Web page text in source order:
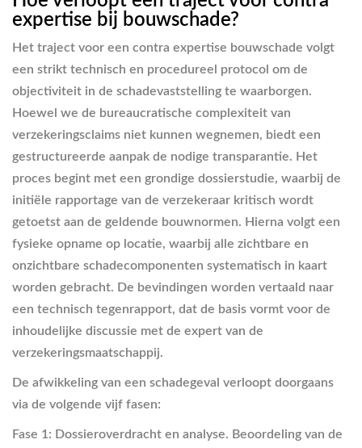
expertise bij bouwschade?
Het traject voor een contra expertise bouwschade volgt
een strikt technisch en procedureel protocol om de
objectiviteit in de schadevaststelling te waarborgen.
Hoewel we de bureaucratische complexiteit van
verzekeringsclaims niet kunnen wegnemen, biedt een
gestructureerde aanpak de nodige transparantie. Het
proces begint met een grondige dossierstudie, waarbij de
initiële rapportage van de verzekeraar kritisch wordt
getoetst aan de geldende bouwnormen. Hierna volgt een
fysieke opname op locatie, waarbij alle zichtbare en
onzichtbare schadecomponenten systematisch in kaart
worden gebracht. De bevindingen worden vertaald naar
een technisch tegenrapport, dat de basis vormt voor de
inhoudelijke discussie met de expert van de
verzekeringsmaatschappij.
De afwikkeling van een schadegeval verloopt doorgaans
via de volgende vijf fasen:
Fase 1: Dossieroverdracht en analyse. Beoordeling van de